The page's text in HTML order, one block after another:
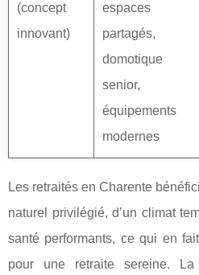
(concept
innovant)
espaces
partagés,
domotique
senior,
équipements
modernes
Les retraités en Charente
naturel privilégié, d’un climat
santé performants, ce qui en
pour une retraite sereine.